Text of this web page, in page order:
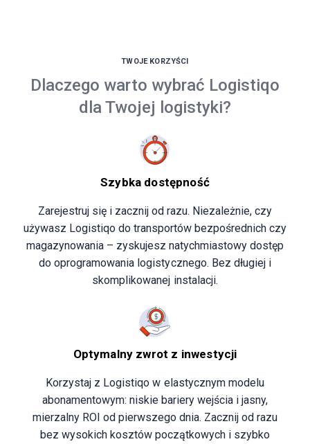
TWOJE KORZYŚCI
Dlaczego warto wybrać Logistiqo
dla Twojej logistyki?
Szybka dostępność
Zarejestruj się i zacznij od razu. Niezależnie, czy
używasz Logistiqo do transportów bezpośrednich czy
magazynowania – zyskujesz natychmiastowy dostęp
do oprogramowania logistycznego. Bez długiej i
skomplikowanej instalacji.
Optymalny zwrot z inwestycji
Korzystaj z Logistiqo w elastycznym modelu
abonamentowym: niskie bariery wejścia i jasny,
mierzalny ROI od pierwszego dnia. Zacznij od razu
bez wysokich kosztów początkowych i szybko